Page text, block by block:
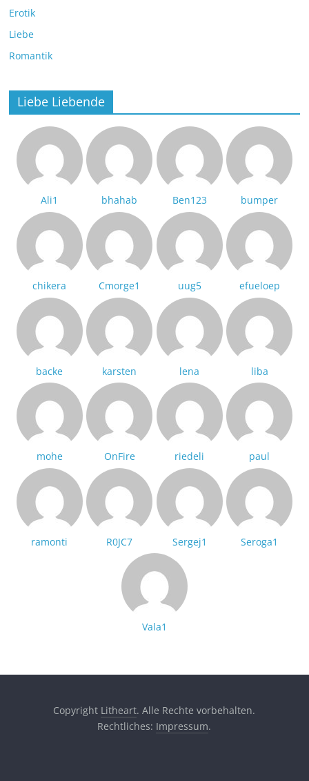
Erotik
Liebe
Romantik
Liebe Liebende
Ali1 bhahab Ben123 bumper
chikera Cmorge1 uug5 efueloep
backe karsten lena liba
mohe OnFire riedeli paul
ramonti R0JC7 Sergej1 Seroga1
Vala1
Copyright Litheart. Alle Rechte vorbehalten.
Rechtliches: Impressum.